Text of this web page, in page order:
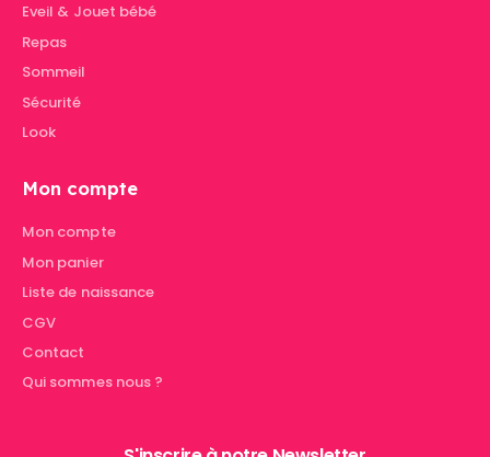
Eveil & Jouet bébé
Repas
Sommeil
Sécurité
Look
Mon compte
Mon compte
Mon panier
Liste de naissance
CGV
Contact
Qui sommes nous ?